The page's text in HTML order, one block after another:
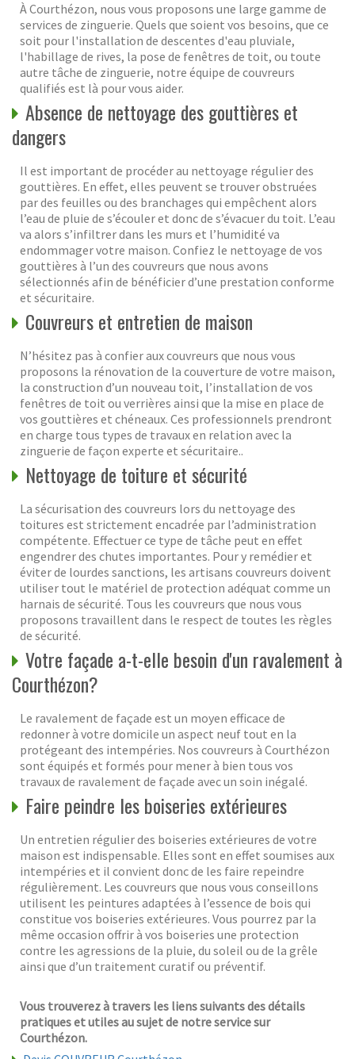
À Courthézon, nous vous proposons une large gamme de
services de zinguerie. Quels que soient vos besoins, que ce
soit pour l'installation de descentes d'eau pluviale,
l'habillage de rives, la pose de fenêtres de toit, ou toute
autre tâche de zinguerie, notre équipe de couvreurs
qualifiés est là pour vous aider.
Absence de nettoyage des gouttières et
dangers
Il est important de procéder au nettoyage régulier des
gouttières. En effet, elles peuvent se trouver obstruées
par des feuilles ou des branchages qui empêchent alors
l’eau de pluie de s’écouler et donc de s’évacuer du toit. L’eau
va alors s’infiltrer dans les murs et l’humidité va
endommager votre maison. Confiez le nettoyage de vos
gouttières à l’un des couvreurs que nous avons
sélectionnés afin de bénéficier d’une prestation conforme
et sécuritaire.
Couvreurs et entretien de maison
N’hésitez pas à confier aux couvreurs que nous vous
proposons la rénovation de la couverture de votre maison,
la construction d’un nouveau toit, l’installation de vos
fenêtres de toit ou verrières ainsi que la mise en place de
vos gouttières et chéneaux. Ces professionnels prendront
en charge tous types de travaux en relation avec la
zinguerie de façon experte et sécuritaire..
Nettoyage de toiture et sécurité
La sécurisation des couvreurs lors du nettoyage des
toitures est strictement encadrée par l’administration
compétente. Effectuer ce type de tâche peut en effet
engendrer des chutes importantes. Pour y remédier et
éviter de lourdes sanctions, les artisans couvreurs doivent
utiliser tout le matériel de protection adéquat comme un
harnais de sécurité. Tous les couvreurs que nous vous
proposons travaillent dans le respect de toutes les règles
de sécurité.
Votre façade a-t-elle besoin d'un ravalement à
Courthézon?
Le ravalement de façade est un moyen efficace de
redonner à votre domicile un aspect neuf tout en la
protégeant des intempéries. Nos couvreurs à Courthézon
sont équipés et formés pour mener à bien tous vos
travaux de ravalement de façade avec un soin inégalé.
Faire peindre les boiseries extérieures
Un entretien régulier des boiseries extérieures de votre
maison est indispensable. Elles sont en effet soumises aux
intempéries et il convient donc de les faire repeindre
régulièrement. Les couvreurs que nous vous conseillons
utilisent les peintures adaptées à l’essence de bois qui
constitue vos boiseries extérieures. Vous pourrez par la
même occasion offrir à vos boiseries une protection
contre les agressions de la pluie, du soleil ou de la grêle
ainsi que d’un traitement curatif ou préventif.
Vous trouverez à travers les liens suivants des détails
pratiques et utiles au sujet de notre service sur
Courthézon.